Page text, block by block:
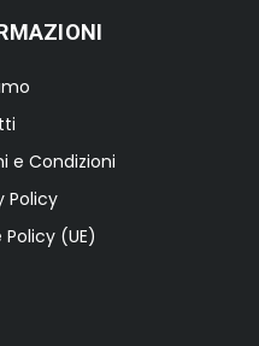
e Condizioni
Policy
(UE)